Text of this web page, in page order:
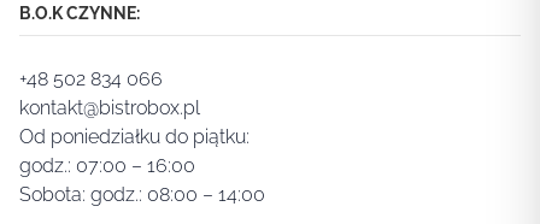
B.O.K CZYNNE:
+48 502 834 066
kontakt@bistrobox.pl
Od poniedziałku do piątku:
godz.: 07:00 – 16:00
Sobota: godz.: 08:00 – 14:00